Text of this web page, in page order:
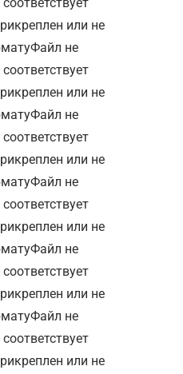
или не
не
или не
не
или не
не
или не
не
или не
не
или не